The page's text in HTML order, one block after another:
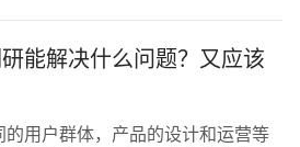
合适、合理的，能够使样本更具有
来抽取样本。抽样方法从…
能解决什么问题？又应该
用户群体，产品的设计和运营等